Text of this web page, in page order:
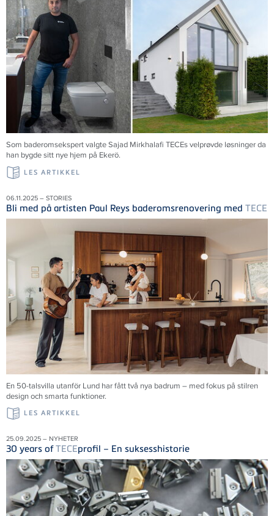
Som baderomsekspert valgte Sajad Mirkhalafi TECEs velprøvde løsninger da
han bygde sitt nye hjem på Ekerö.
LES ARTIKKEL
06.11.2025 – STORIES
Bli med på artisten Paul Reys baderomsrenovering med TECE
En 50-talsvilla utanför Lund har fått två nya badrum – med fokus på stilren
design och smarta funktioner.
LES ARTIKKEL
25.09.2025 – NYHETER
30 years ofTECEprofil – En suksesshistorie